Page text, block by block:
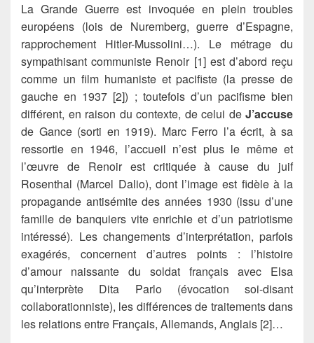
La Grande Guerre est invoquée en plein troubles
européens (lois de Nuremberg, guerre d’Espagne,
rapprochement Hitler-Mussolini…). Le métrage du
sympathisant communiste Renoir [1] est d’abord reçu
comme un film humaniste et pacifiste (la presse de
gauche en 1937 [2]) ; toutefois d’un pacifisme bien
différent, en raison du contexte, de celui de J’accuse
de Gance (sorti en 1919). Marc Ferro l’a écrit, à sa
ressortie en 1946, l’accueil n’est plus le même et
l’œuvre de Renoir est critiquée à cause du juif
Rosenthal (Marcel Dalio), dont l’image est fidèle à la
propagande antisémite des années 1930 (issu d’une
famille de banquiers vite enrichie et d’un patriotisme
intéressé). Les changements d’interprétation, parfois
exagérés, concernent d’autres points : l’histoire
d’amour naissante du soldat français avec Elsa
qu’interprète Dita Parlo (évocation soi-disant
collaborationniste), les différences de traitements dans
les relations entre Français, Allemands, Anglais [2]…